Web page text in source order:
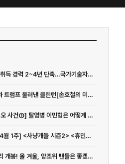
[건축] 기술사·기술장 취득 경력 2~4년 단축…국가기술자격 응시자격 다양화 | 아주경제
[건축] 리틀록 9총사와 트럼프 불러낸 클린턴[손호철의 미국사 뒤집어보기](32)
[건축] [대구 장미비디오 사건③] 탈영병 이민형은 어떻게 살인범이 됐나
[건축] [OTT 추천작 4월 1주] <사냥개들 시즌2> <휴민트> <엑스오, 키티 3> <아바...
[건축] 대표작 2편 내리 개봉! 올 겨울, 양조위 팬들은 좋겠네 - 아시아투데이